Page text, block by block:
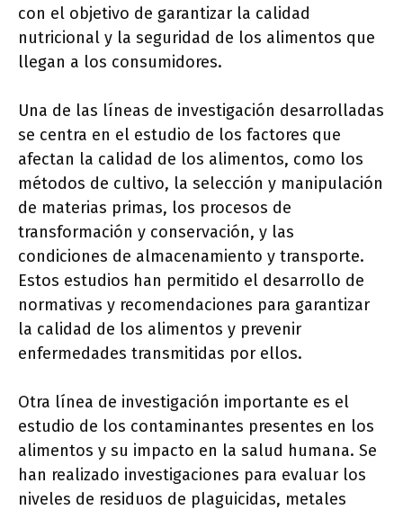
con el objetivo de garantizar la calidad
nutricional y la seguridad de los alimentos que
llegan a los consumidores.
Una de las líneas de investigación desarrolladas
se centra en el estudio de los factores que
afectan la calidad de los alimentos, como los
métodos de cultivo, la selección y manipulación
de materias primas, los procesos de
transformación y conservación, y las
condiciones de almacenamiento y transporte.
Estos estudios han permitido el desarrollo de
normativas y recomendaciones para garantizar
la calidad de los alimentos y prevenir
enfermedades transmitidas por ellos.
Otra línea de investigación importante es el
estudio de los contaminantes presentes en los
alimentos y su impacto en la salud humana. Se
han realizado investigaciones para evaluar los
niveles de residuos de plaguicidas, metales